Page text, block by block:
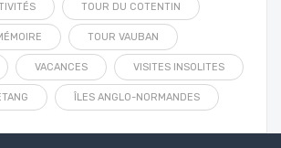
TOUR DU COTENTIN
TOUR VAUBAN
VACANCES VISITES INSOLITES
ÎLES ANGLO-NORMANDES